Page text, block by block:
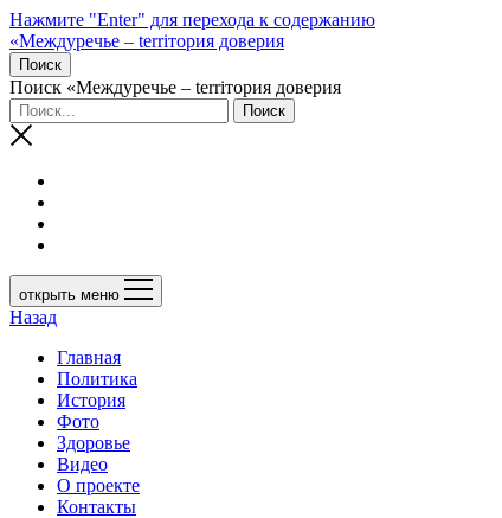
Нажмите "Enter" для перехода к содержанию
«Междуречье – terriтория доверия
Поиск
Поиск «Междуречье – terriтория доверия
открыть меню
Назад
Главная
Политика
История
Фото
Здоровье
Видео
О проекте
Контакты